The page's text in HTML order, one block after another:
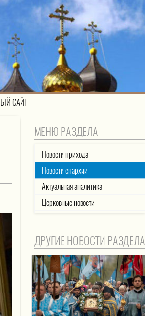
САЙТ
МЕНЮ РАЗДЕЛА
Новости прихода
Новости епархии
Актуальная аналитика
Церковные новости
ДРУГИЕ НОВОСТИ РАЗДЕЛА